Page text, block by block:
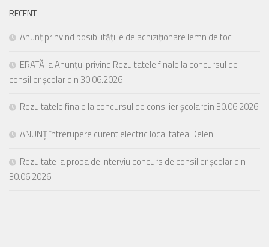
RECENT
Anunț prinvind posibilitățiile de achiziționare lemn de foc
ERATĂ la Anunțul privind Rezultatele finale la concursul de
consilier școlar din 30.06.2026
Rezultatele finale la concursul de consilier școlardin 30.06.2026
ANUNȚ întrerupere curent electric localitatea Deleni
Rezultate la proba de interviu concurs de consilier școlar din
30.06.2026